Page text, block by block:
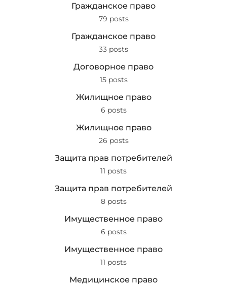
Гражданское право
79 posts
Гражданское право
33 posts
Договорное право
15 posts
Жилищное право
6 posts
Жилищное право
26 posts
Защита прав потребителей
11 posts
Защита прав потребителей
8 posts
Имущественное право
6 posts
Имущественное право
11 posts
Медицинское право